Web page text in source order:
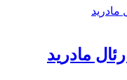
مادرید